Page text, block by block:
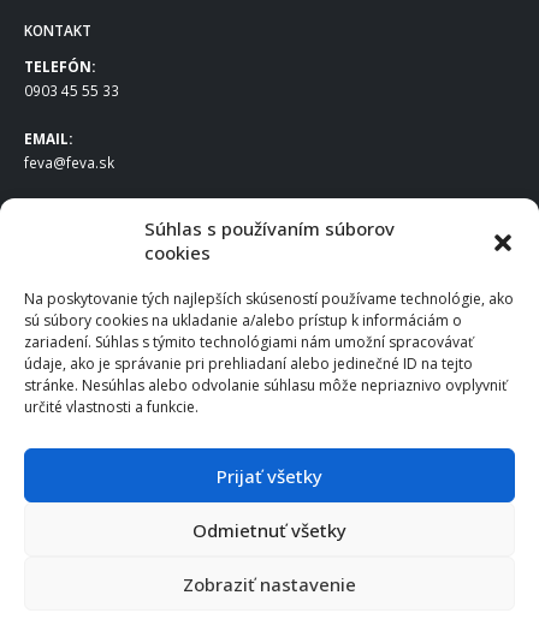
Súhlas s používaním súborov
cookies
Na poskytovanie tých najlepších skúseností používame technológie, ako
sú súbory cookies na ukladanie a/alebo prístup k informáciám o
zariadení. Súhlas s týmito technológiami nám umožní spracovávať
údaje, ako je správanie pri prehliadaní alebo jedinečné ID na tejto
stránke. Nesúhlas alebo odvolanie súhlasu môže nepriaznivo ovplyvniť
určité vlastnosti a funkcie.
Prijať všetky
Odmietnuť všetky
Zobraziť nastavenie
KONTAKT
TELEFÓN:
0903 45 55 33
EMAIL:
feva@feva.sk
FEVA Slovakia SK s.r.o.
831 04 Bratislava
IČO: 50922688
DIČ: 2120539388
IČ DPH: SK2120539388
Po – Pia: 8:00 – 16:30